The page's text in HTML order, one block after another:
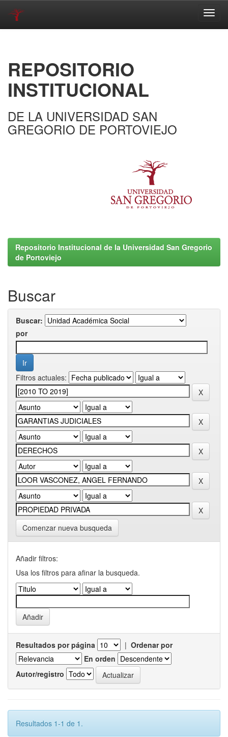
REPOSITORIO
INSTITUCIONAL
DE LA UNIVERSIDAD SAN
GREGORIO DE PORTOVIEJO
Repositorio Institucional de la Universidad San Gregorio
de Portoviejo
Buscar
Buscar:
por
Filtros actuales:
Comenzar nueva busqueda
Añadir filtros:
Usa los filtros para afinar la busqueda.
Resultados por página | Ordenar por
En orden
Autor/registro
Resultados 1-1 de 1.